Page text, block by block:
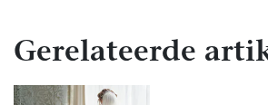
Gerelateerde